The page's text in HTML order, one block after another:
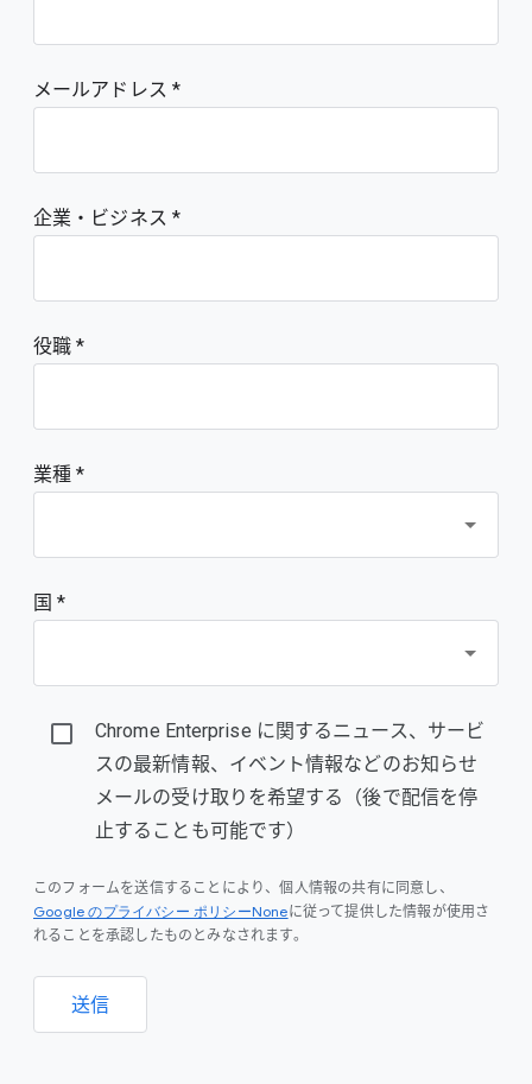
メールアドレス
企業・ビジネス
役職
業種 *
国 *
Chrome Enterprise に関するニュース、サービ
スの最新情報、イベント情報などのお知らせ
メールの受け取りを希望する（後で配信を停
止することも可能です）
このフォームを送信することにより、個人情報の共有に同意し、
Google のプライバシー ポリシーNoneに従って提供した情報が使用さ
れることを承認したものとみなされます。
送信